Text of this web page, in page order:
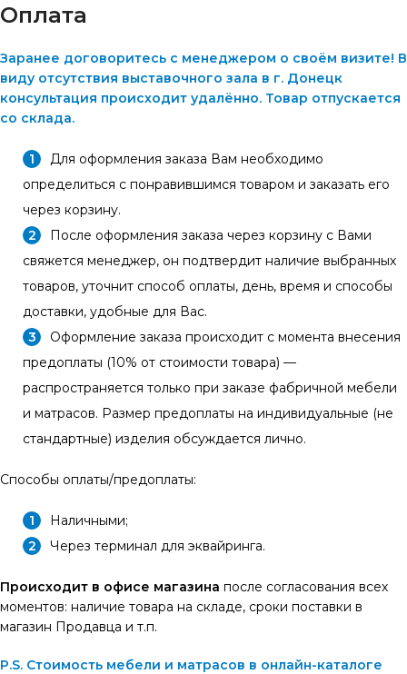
Оплата
Заранее договоритесь с менеджером о своём визите! В
виду отсутствия выставочного зала в г. Донецк
консультация происходит удалённо. Товар отпускается
со склада.
Для оформления заказа Вам необходимо
определиться с понравившимся товаром и заказать его
через корзину.
После оформления заказа через корзину с Вами
свяжется менеджер, он подтвердит наличие выбранных
товаров, уточнит способ оплаты, день, время и способы
доставки, удобные для Вас.
Оформление заказа происходит с момента внесения
предоплаты (10% от стоимости товара) —
распространяется только при заказе фабричной мебели
и матрасов. Размер предоплаты на индивидуальные (не
стандартные) изделия обсуждается лично.
Способы оплаты/предоплаты:
Наличными;
Через терминал для эквайринга.
Происходит в офисе магазина после согласования всех
моментов: наличие товара на складе, сроки поставки в
магазин Продавца и т.п.
P.S. Стоимость мебели и матрасов в онлайн-каталоге